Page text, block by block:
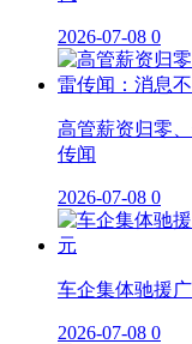
2026-07-08 0
高管薪资归零
传闻
2026-07-08 0
车企集体驰援
2026-07-08 0